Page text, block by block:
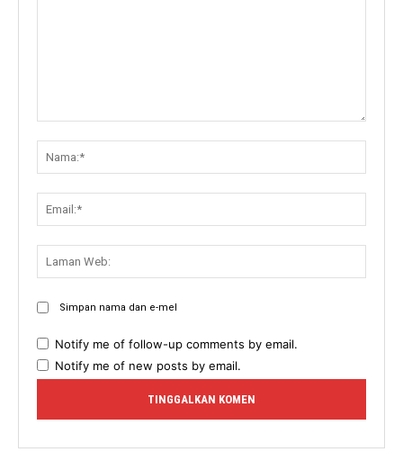
Simpan nama dan e-mel
Notify me of follow-up comments by email.
Notify me of new posts by email.